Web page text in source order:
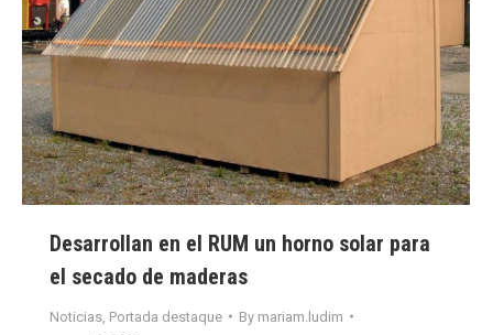
Desarrollan en el RUM un horno solar para
el secado de maderas
Noticias Portada destaque By mariam.ludim